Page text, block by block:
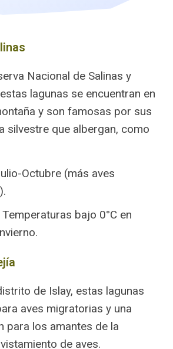
Nacional de Salinas y
lagunas se encuentran en
y son famosas por sus
silvestre que albergan, como
Octubre (más aves
Temperaturas bajo 0°C en
de Islay, estas lagunas
aves migratorias y una
para los amantes de la
de aves.